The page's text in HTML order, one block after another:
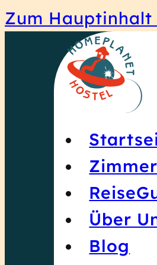
Zum Hauptinhalt
Zimmer
Über
Blog